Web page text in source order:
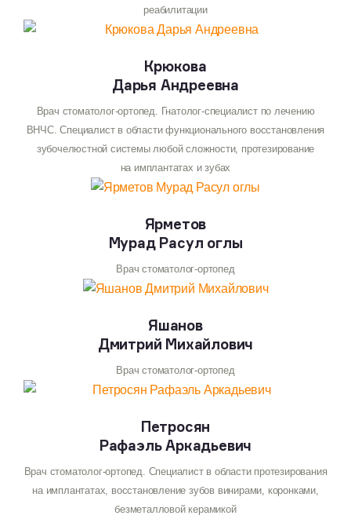
изделие будет более надежным и прочным.
реабилитации
Крюкова
Дарья Андреевна
Врач стоматолог-ортопед. Гнатолог-специалист по лечению
ВНЧС. Специалист в области функционального восстановления
зубочелюстной системы любой сложности, протезирование
на имплантатах и зубах
Ярметов
Мурад Расул оглы
Врач стоматолог-ортопед
Яшанов
Дмитрий Михайлович
Врач стоматолог-ортопед
Петросян
Рафаэль Аркадьевич
Врач стоматолог-ортопед. Специалист в области протезирования
на имплантатах, восстановление зубов винирами, коронками,
безметалловой керамикой